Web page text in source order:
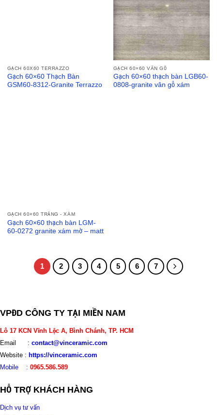
GẠCH 60X60 TERRAZZO
Gạch 60×60 Thạch Bàn
GSM60-8312-Granite Terrazzo
GẠCH 60×60 VÂN GỖ
Gạch 60×60 thạch bàn LGB60-
0808-granite vân gỗ xám
GẠCH 60×60 TRẮNG - XÁM
Gạch 60×60 thạch bàn LGM-
60-0272 granite xám mờ – matt
1 2 3 4 5 6 7
VPĐD CÔNG TY TẠI MIỀN NAM
Lô 17 KCN Vĩnh Lộc A, Bình Chánh, TP. HCM
Email : contact@vinceramic.com
Website : https://vinceramic.com
Mobile : 0965.586.589
HỖ TRỢ KHÁCH HÀNG
Dịch vụ tư vấn